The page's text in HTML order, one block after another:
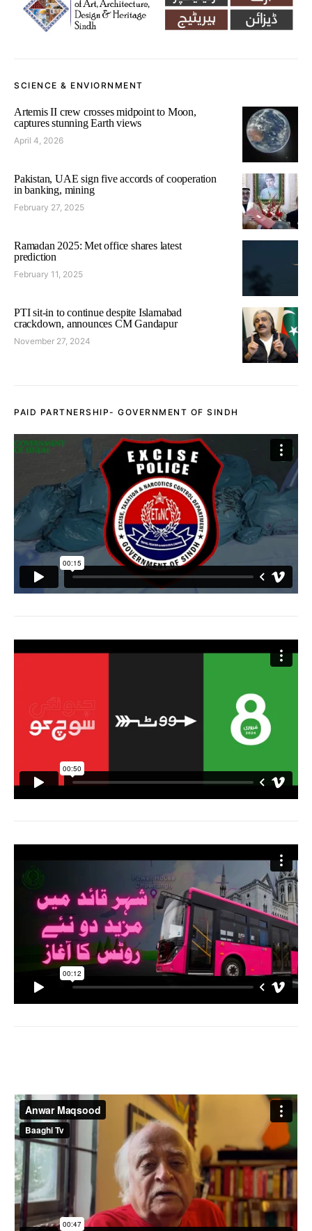
SCIENCE & ENVIORNMENT
Artemis II crew crosses midpoint to Moon,
captures stunning Earth views
April 4, 2026
Pakistan, UAE sign five accords of cooperation
in banking, mining
February 27, 2025
Ramadan 2025: Met office shares latest
prediction
February 11, 2025
PTI sit-in to continue despite Islamabad
crackdown, announces CM Gandapur
November 27, 2024
PAID PARTNERSHIP- GOVERNMENT OF SINDH